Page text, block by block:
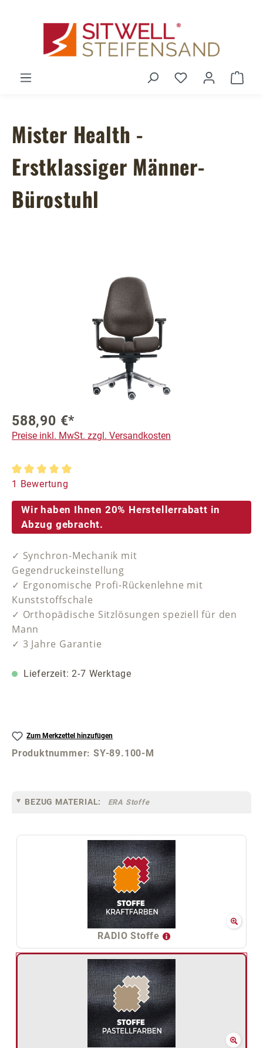
Du hast 0
Mister Health -
Erstklassiger Männer-
Bürostuhl
Bildergalerie überspringen
588,90 €*
Preise inkl. MwSt. zzgl. Versandkosten
Durchschnittliche Bewertung von 5 von 5 Sternen
1 Bewertung
Wir haben Ihnen 20% Herstellerrabatt in
Abzug gebracht.
✓ Synchron-Mechanik mit
Gegendruckeinstellung
✓ Ergonomische Profi-Rückenlehne mit
Kunststoffschale
✓ Orthopädische Sitzlösungen speziell für den
Mann
✓ 3 Jahre Garantie
Lieferzeit: 2-7 Werktage
Zum Merkzettel hinzufügen
Produktnummer:SY-89.100-M
BEZUG MATERIAL: ERA Stoffe
RADIO Stoffe